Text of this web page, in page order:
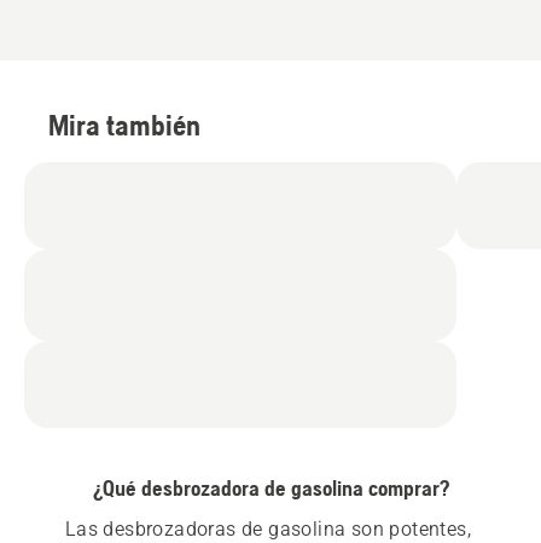
Mira también
¿Qué desbrozadora de gasolina comprar?
Las desbrozadoras de gasolina son potentes,